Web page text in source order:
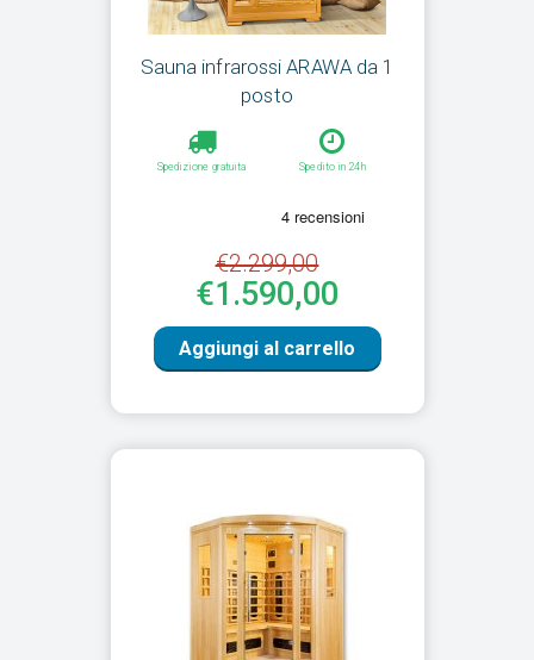
Sauna infrarossi ARAWA da 1
posto
Spedizione gratuita Spedito in 24h
€2.299,00
€1.590,00
Aggiungi al carrello